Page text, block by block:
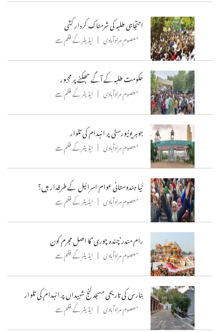
احتجاجی طلبہ کی شرمناک کردار کشی
معصوم مرادآبادی ایڈیٹر کے قلم سے
حکومت طلبہ کے آگے جھکنے پر مجبور
معصوم مرادآبادی ایڈیٹر کے قلم سے
جوہر یونیورسٹی پر انہدام کی تلوار
معصوم مرادآبادی ایڈیٹر کے قلم سے
کیا ہندوستانی عوام اسرائیل کے طرفدار ہیں؟
معصوم مرادآبادی ایڈیٹر کے قلم سے
رام مندر’چندہ چوری‘کا اصل مجرم کون
معصوم مرادآبادی ایڈیٹر کے قلم سے
بنارس کی تاریحی مسجد گنج شہیداں پر انہدام کی تلوار
معصوم مرادآبادی ایڈیٹر کے قلم سے